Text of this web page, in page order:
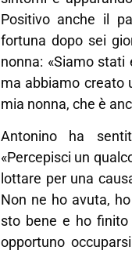
Positivo anche il
fortuna dopo sei
nonna: «Siamo
ma abbiamo creato
mia nonna, che è
Antonino ha
«Percepisci un
lottare per una
Non ne ho avuta,
sto bene e ho
opportuno